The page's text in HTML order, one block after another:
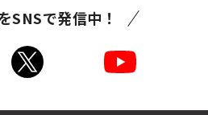
SNSで発信中！